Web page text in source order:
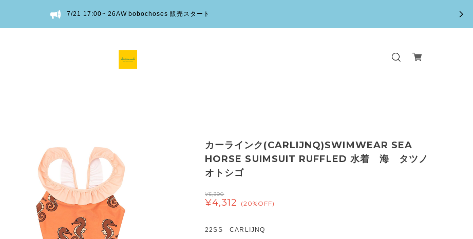
7/21 17:00~ 26AW bobochoses 販売スタート
カーラインク(CARLIJNQ)SWIMWEAR SEA
HORSE SUIMSUIT RUFFLED 水着 海 タツノ
オトシゴ
¥5,390
¥4,312 (20%OFF)
22SS CARLIJNQ